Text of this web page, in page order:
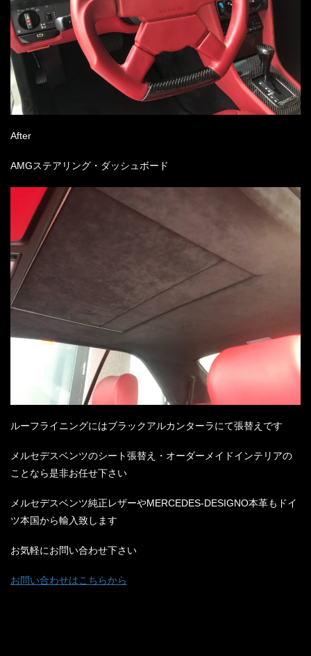
After
AMGステアリング・ダッシュボード
ルーフライニングにはブラックアルカンターラにて張替えです
メルセデスベンツのシート張替え・オーダーメイドインテリアの
ことなら是非お任せ下さい
メルセデスベンツ純正レザーやMERCEDES-DESIGNO本革もドイ
ツ本国から輸入致します
お気軽にお問い合わせ下さい
お問い合わせはこちらから